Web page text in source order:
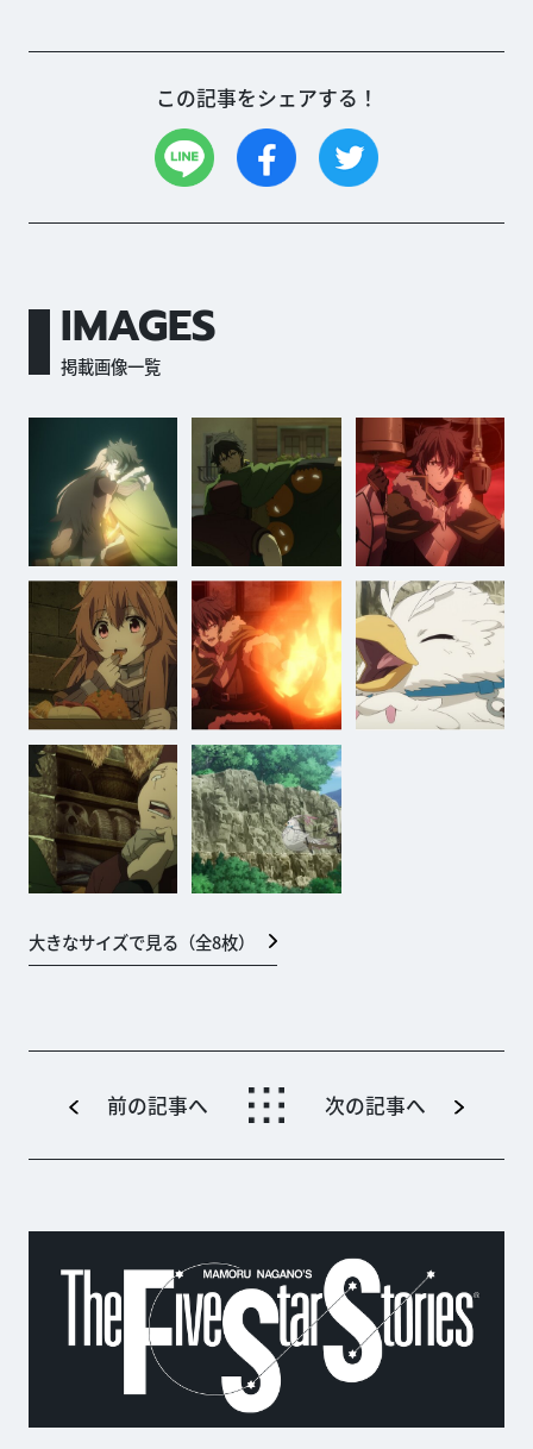
この記事をシェアする！
IMAGES
掲載画像一覧
大きなサイズで見る（全8枚）
前の記事へ 次の記事へ